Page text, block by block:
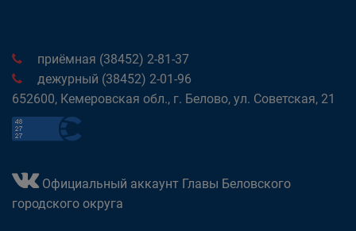
приёмная (38452) 2-81-37
дежурный (38452) 2-01-96
652600, Кемеровская обл., г. Белово, ул. Советская, 21
Официальный аккаунт Главы Беловского
городского округа